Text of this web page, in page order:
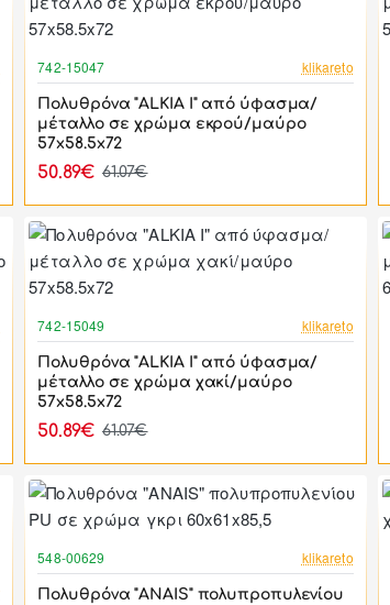
742-15047 klikareto
Πολυθρόνα "ALKIA I" από ύφασμα/
μέταλλο σε χρώμα εκρού/μαύρο
57x58.5x72
50.89€ 61.07€
742-15049 klikareto
Πολυθρόνα "ALKIA I" από ύφασμα/
μέταλλο σε χρώμα χακί/μαύρο
57x58.5x72
50.89€ 61.07€
548-00629 klikareto
Πολυθρόνα "ANAIS" πολυπροπυλενίου